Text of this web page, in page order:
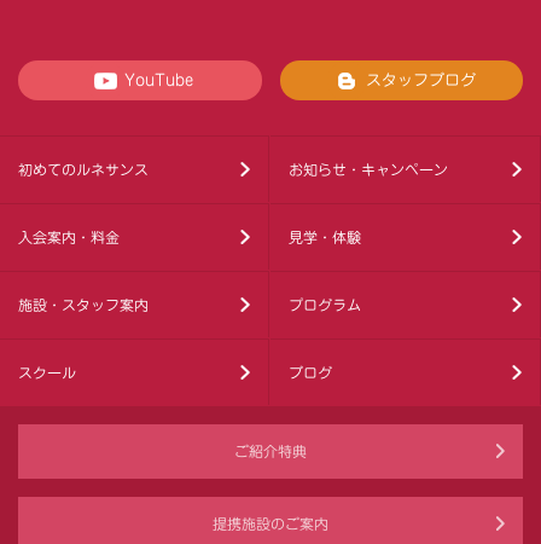
YouTube スタッフブログ
初めてのルネサンス お知らせ・キャンペーン
入会案内・料金 見学・体験
施設・スタッフ案内 プログラム
スクール ブログ
ご紹介特典
提携施設のご案内